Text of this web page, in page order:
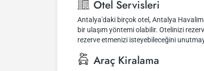
Otel Servisleri
Antalya'daki birçok otel, Antalya
bir ulaşım yöntemi olabilir. Otelinizi
rezerve etmenizi isteyebileceğini
Araç Kiralama